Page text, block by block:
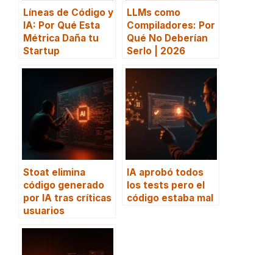
Líneas de Código y
IA: Por Qué Esta
Métrica Daña tu
Startup
LLMs como
Compiladores: Por
Qué No Deberían
Serlo | 2026
Stoat elimina
código generado
por IA tras críticas
usuarios
IA aprobó todos
los tests pero el
código estaba mal